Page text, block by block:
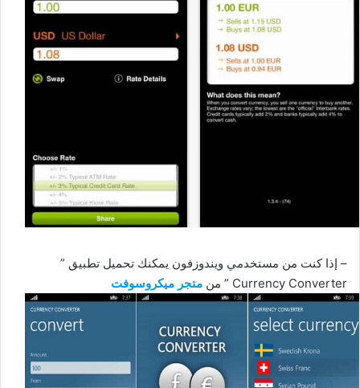
– إذا كنت من مستخدمي ويندوزفون يمكنك تحميل تطبيق ”
Currency Converter ” من
متجر ميكروسوفت